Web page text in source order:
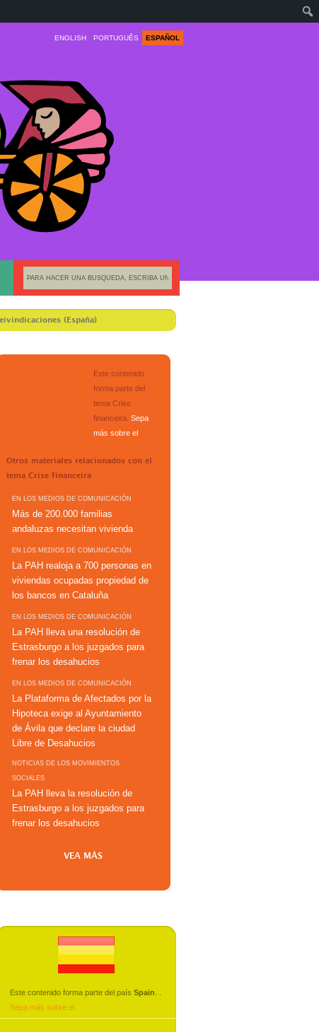
ENGLISH PORTUGUÊS ESPAÑOL
(España)
Este contenido
forma parte del
tema Crise
financeira Sepa
más sobre el
Otros materiales relacionados con el
tema Crise financeira
EN LOS MEDIOS DE COMUNICACIÓN
Más de 200.000 familias
andaluzas necesitan vivienda
EN LOS MEDIOS DE COMUNICACIÓN
La PAH realoja a 700 personas en
viviendas ocupadas propiedad de
los bancos en Cataluña
EN LOS MEDIOS DE COMUNICACIÓN
La PAH lleva una resolución de
Estrasburgo a los juzgados para
frenar los desahucios
EN LOS MEDIOS DE COMUNICACIÓN
La Plataforma de Afectados por la
Hipoteca exige al Ayuntamiento
de Ávila que declare la ciudad
Libre de Desahucios
NOTICIAS DE LOS MOVIMIENTOS
SOCIALES
La PAH lleva la resolución de
Estrasburgo a los juzgados para
frenar los desahucios
VEA MÁS
Este contenido forma parte del país Spain
Sepa más sobre el